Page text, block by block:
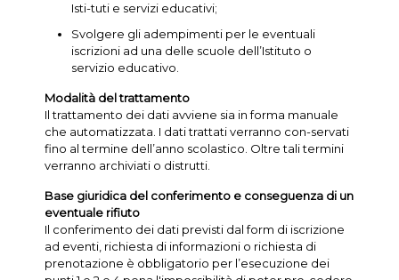
Isti-tuti e servizi educativi;
Svolgere gli adempimenti per le eventuali
iscrizioni ad una delle scuole dell’Istituto o
servizio educativo.
Modalità del trattamento
Il trattamento dei dati avviene sia in forma manuale
che automatizzata. I dati trattati verranno con-servati
fino al termine dell’anno scolastico. Oltre tali termini
verranno archiviati o distrutti.
Base giuridica del conferimento e conseguenza di un
eventuale rifiuto
Il conferimento dei dati previsti dal form di iscrizione
ad eventi, richiesta di informazioni o richiesta di
prenotazione è obbligatorio per l’esecuzione dei